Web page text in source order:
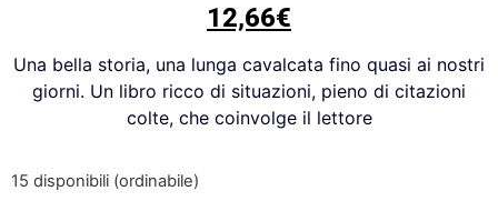
12,66€
Una bella storia, una lunga cavalcata fino quasi ai nostri
giorni. Un libro ricco di situazioni, pieno di citazioni
colte, che coinvolge il lettore
15 disponibili (ordinabile)